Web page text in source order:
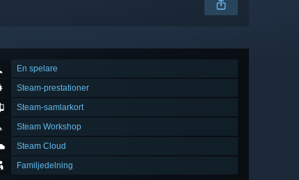
En spelare
Steam-prestationer
Steam-samlarkort
Steam Workshop
Steam Cloud
Familjedelning